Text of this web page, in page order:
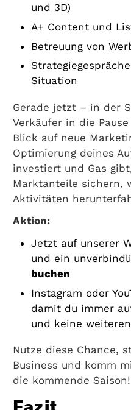
und 3D)
A+ Content und
Betreuung von
Situation
Gerade jetzt – in der
Verkäufer in die
Blick auf neue
Optimierung deines
investiert und Gas
Marktanteile sichern,
Aktivitäten
Aktion:
Jetzt auf unserer
und ein
buchen
Instagram oder
damit du immer
und keine
Nutze diese Chance,
Business und komm
die kommende Saison!